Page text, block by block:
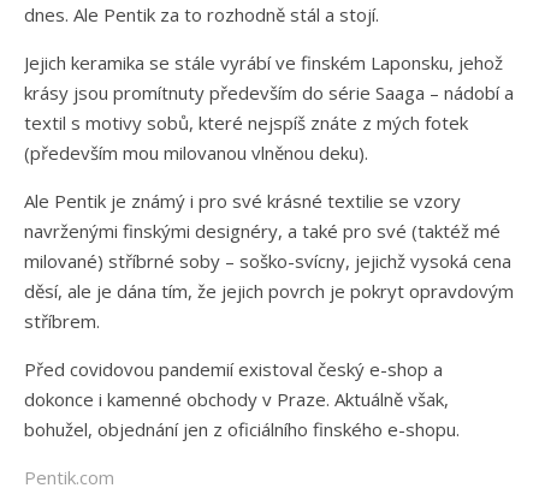
dnes. Ale Pentik za to rozhodně stál a stojí.
Jejich keramika se stále vyrábí ve finském Laponsku, jehož
krásy jsou promítnuty především do série Saaga – nádobí a
textil s motivy sobů, které nejspíš znáte z mých fotek
(především mou milovanou vlněnou deku).
Ale Pentik je známý i pro své krásné textilie se vzory
navrženými finskými designéry, a také pro své (taktéž mé
milované) stříbrné soby – soško-svícny, jejichž vysoká cena
děsí, ale je dána tím, že jejich povrch je pokryt opravdovým
stříbrem.
Před covidovou pandemií existoval český e-shop a
dokonce i kamenné obchody v Praze. Aktuálně však,
bohužel, objednání jen z oficiálního finského e-shopu.
Pentik.com